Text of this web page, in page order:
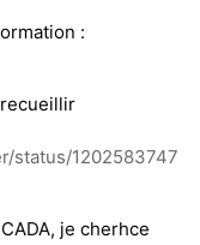
:
status/1202583747
je cherhce